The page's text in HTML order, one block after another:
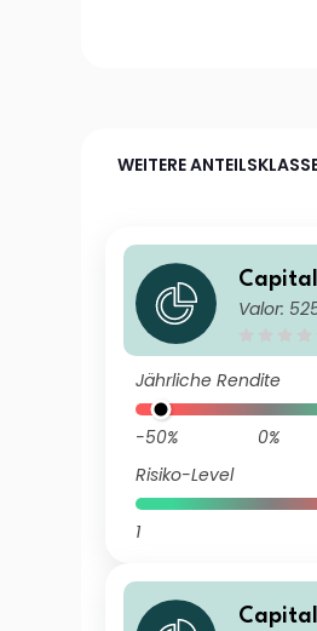
WEITERE
rate
Valor:
Jährliche Rendite
-50% 0%
Risiko-Level
1